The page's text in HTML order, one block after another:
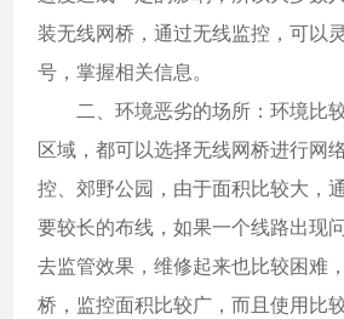
装无线网桥，通过无线监控，可以
号，掌握相关信息。
二、环境恶劣的场所：环境比
区域，都可以选择无线网桥进行网
控、郊野公园，由于面积比较大，
要较长的布线，如果一个线路出现
去监管效果，维修起来也比较困难
桥，监控面积比较广，而且使用比较